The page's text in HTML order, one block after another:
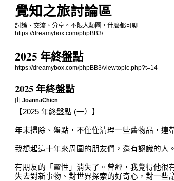
覺知之旅討論區
討論、交流、分享。不限人類圖，什麼都可聊
https://dreamybox.com/phpBB3/
2025 年終盤點
https://dreamybox.com/phpBB3/viewtopic.php?t=14
2025 年終盤點
由JoannaChien
【2025 年終盤點 (一）】
年末掃除、盤點，不僅僅清理一些舊物品，連
我想起這十年來周圍的朋友們，還有認識的人。
有朋友的「靈性」消失了。曾經，我覺得他很
失去對新事物、對世界探索的好奇心，對一